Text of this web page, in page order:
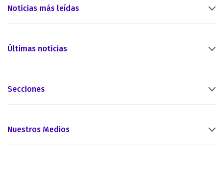
Noticias más leídas
Últimas noticias
Secciones
Nuestros Medios